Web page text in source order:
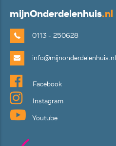
mijnOnderdelenhuis.nl
0113 - 250628
info@mijnonderdelenhuis.nl
Facebook
Instagram
Youtube